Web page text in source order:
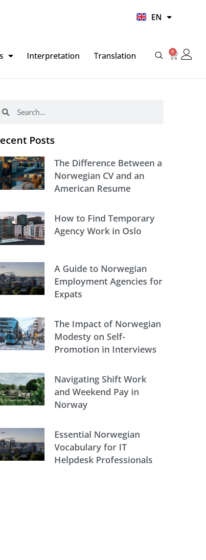
EN
HI
Interpretation Translation 0
Basket
Posts
The Difference Between a
Norwegian CV and an
American Resume
How to Find Temporary
Agency Work in Oslo
A Guide to Norwegian
Employment Agencies for
Expats
The Impact of Norwegian
Modesty on Self-
Promotion in Interviews
Navigating Shift Work
and Weekend Pay in
Norway
Essential Norwegian
Vocabulary for IT
Helpdesk Professionals